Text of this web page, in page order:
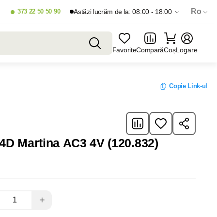
373 22 50 50 90 Astăzi lucrăm de la: 08:00 - 18:00 Ro
FavoriteComparăCoșLogare
Copie Link-ul
Martina AC3 4V (120.832)
+